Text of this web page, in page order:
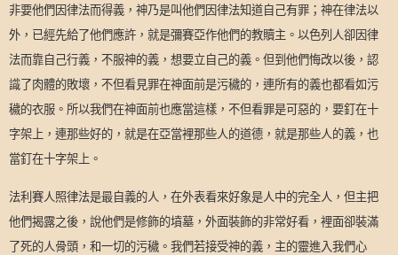
非要他們因律法而得義，神乃是叫他們因律法知道自己有罪；神在律法以
外，已經先給了他們應許，就是彌賽亞作他們的教贖主。以色列人卻因律
法而靠自己行義，不服神的義，想要立自己的義。但到他們悔改以後，認
識了肉體的敗壞，不但看見罪在神面前是污穢的，連所有的義也都看如污
穢的衣服。所以我們在神面前也應當這樣，不但看罪是可惡的，要釘在十
字架上，連那些好的，就是在亞當裡那些人的道德，就是那些人的義，也
當釘在十字架上。
法利賽人照律法是最自義的人，在外表看來好象是人中的完全人，但主把
他們揭露之後，說他們是修飾的墳墓，外面裝飾的非常好看，裡面卻裝滿
了死的人骨頭，和一切的污穢。我們若接受神的義，主的靈進入我們心